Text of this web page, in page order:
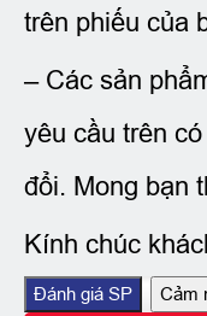
trên phiếu của
– Các sản
yêu cầu trên
đổi. Mong bạn
Kính chúc
Đánh giá SP Cảm